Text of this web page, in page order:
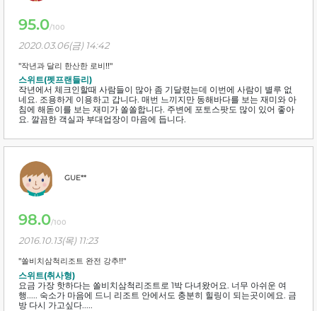
95.0/100
2020.03.06(금) 14:42
"작년과 달리 한산한 로비!!"
스위트(펫프랜들리)
작년에서 체크인할때 사람들이 많아 좀 기달렸는데 이번에 사람이 별루 없
네요. 조용하게 이용하고 갑니다. 매번 느끼지만 동해바다를 보는 재미와 아
침에 해돋이를 보는 재미가 쏠쏠합니다. 주변에 포토스팟도 많이 있어 좋아
요. 깔끔한 객실과 부대업장이 마음에 듭니다.
GUE**
98.0/100
2016.10.13(목) 11:23
"쏠비치삼척리조트 완전 강추!!"
스위트(취사형)
요금 가장 핫하다는 쏠비치삼척리조트로 1박 다녀왔어요. 너무 아쉬운 여
행..... 숙소가 마음에 드니 리조트 안에서도 충분히 힐링이 되는곳이에요. 금
방 다시 가고싶다.....